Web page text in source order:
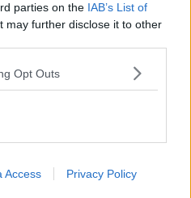
parties on the IAB’s List of
may further disclose it to other
Opt Outs
Access Privacy Policy
pubblica dei traghetti​
per l’Aria
deboli e contro la terra
per la Pace
e della politica
intergenerazionale
e ai loro vassalli
di St James?